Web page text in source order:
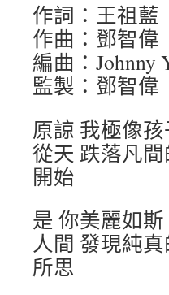
作詞：王祖藍
作曲：鄧智偉
編曲：Johnny
監製：鄧智偉
原諒 我極像
從天 跌落凡
開始
是 你美麗如
人間 發現純
所思